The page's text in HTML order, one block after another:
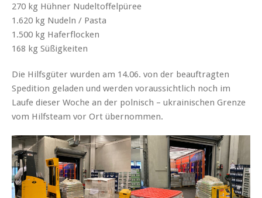
270 kg Hühner Nudeltoffelpüree
1.620 kg Nudeln / Pasta
1.500 kg Haferflocken
168 kg Süßigkeiten
Die Hilfsgüter wurden am 14.06. von der beauftragten
Spedition geladen und werden voraussichtlich noch im
Laufe dieser Woche an der polnisch – ukrainischen Grenze
vom Hilfsteam vor Ort übernommen.